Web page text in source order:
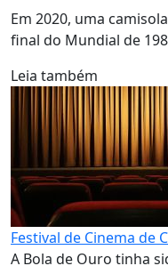
Em 2020, uma
final do Mundial de
Leia também
Festival de Cinema de
A Bola de Ouro tinha